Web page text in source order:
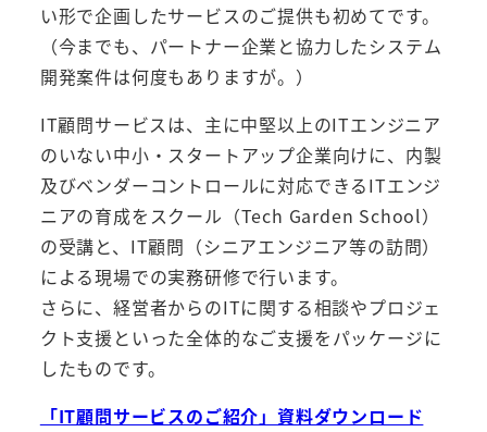
い形で企画したサービスのご提供も初めてです。
（今までも、パートナー企業と協力したシステム
開発案件は何度もありますが。）
IT顧問サービスは、主に中堅以上のITエンジニア
のいない中小・スタートアップ企業向けに、内製
及びベンダーコントロールに対応できるITエンジ
ニアの育成をスクール（Tech Garden School）
の受講と、IT顧問（シニアエンジニア等の訪問）
による現場での実務研修で行います。
さらに、経営者からのITに関する相談やプロジェ
クト支援といった全体的なご支援をパッケージに
したものです。
「IT顧問サービスのご紹介」資料ダウンロード